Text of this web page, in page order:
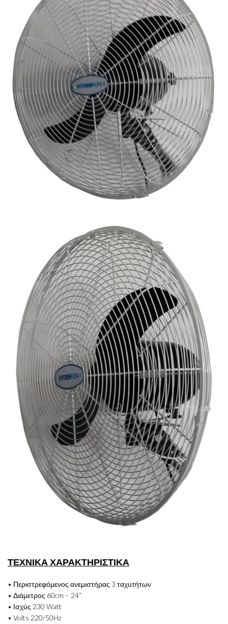
ΤΕΧΝΙΚΑ ΧΑΡΑΚΤΗΡΙΣΤΙΚΑ
• Περιστρεφόμενος ανεμιστήρας 3 ταχυτήτων
• Διάμετρος 60cm – 24”
• Ισχύς 230 Watt
• Volts 220/50Hz